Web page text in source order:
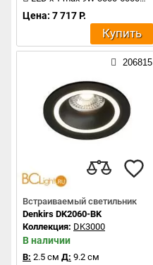
Цена: 7 717 Р.
Купить
206815
Встраиваемый светильник
Denkirs DK2060-BK
Коллекция: DK3000
В наличии
В: 2.5 см Д: 9.2 см